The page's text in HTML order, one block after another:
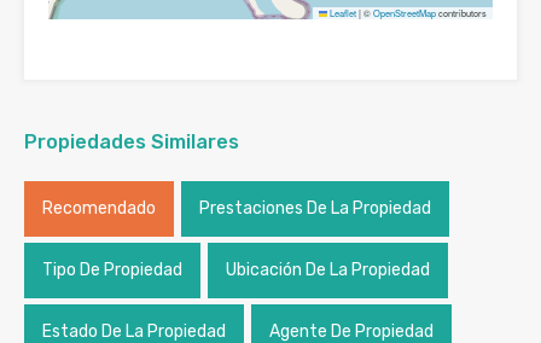
Leaflet|©OpenStreetMapcontributors
Propiedades Similares
Recomendado Prestaciones De La Propiedad
Tipo De Propiedad Ubicación De La Propiedad
Estado De La Propiedad Agente De Propiedad